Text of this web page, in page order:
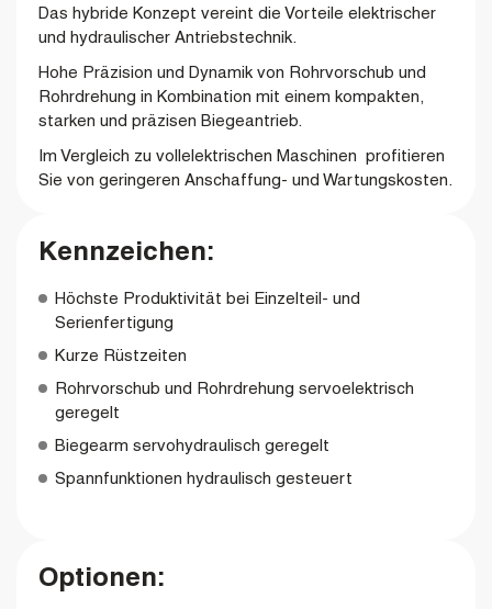
Das hybride Konzept vereint die Vorteile elektrischer
und hydraulischer Antriebstechnik.
Hohe Präzision und Dynamik von Rohrvorschub und
Rohrdrehung in Kombination mit einem kompakten,
starken und präzisen Biegeantrieb.
Im Vergleich zu vollelektrischen Maschinen profitieren
Sie von geringeren Anschaffung- und Wartungskosten.
Kennzeichen:
Höchste Produktivität bei Einzelteil- und
Serienfertigung
Kurze Rüstzeiten
Rohrvorschub und Rohrdrehung servoelektrisch
geregelt
Biegearm servohydraulisch geregelt
Spannfunktionen hydraulisch gesteuert
Optionen: